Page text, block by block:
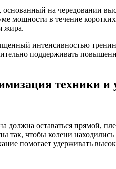
на чередовании
мощности в течение
жира.
интенсивностью
поддерживать
техники и
должна оставаться прямой,
так, чтобы колени
помогает удерживать